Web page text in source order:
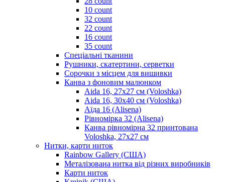
10 count
32 count
22 count
16 count
35 count
Спеціальні тканини
Рушники, скатертини, серветки
Сорочки з місцем для вишивки
Канва з фоновим малюнком
Aida 16, 27х27 см (Voloshka)
Aida 16, 30х40 см (Voloshka)
Аїда 16 (Alisena)
Рівномірка 32 (Alisena)
Канва рівномірна 32 принтована
Voloshka, 27х27 см
Нитки, карти ниток
Rainbow Gallery (США)
Металізована нитка від різних виробників
Карти ниток